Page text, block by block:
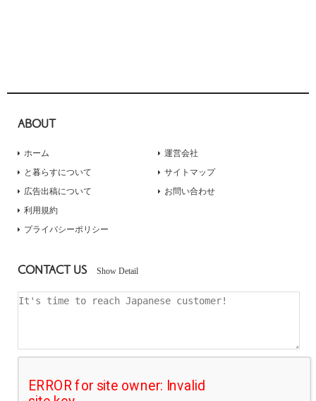
ABOUT
ホーム
と暮らすについて
広告出稿について
運営会社
サイトマップ
お問い合わせ
利用規約
プライバシーポリシー
CONTACT US Show Detail